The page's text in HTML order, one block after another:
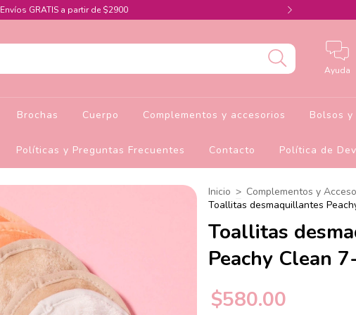
Envíos GRATIS a partir de $2900
Ayuda
Brochas Cuerpo Complementos y accesorios Bolsos
Políticas y Preguntas Frecuentes Contacto Política de
Inicio > Complementos y
Toallitas desmaquillantes
Toallitas
Peachy Clean
$580.00